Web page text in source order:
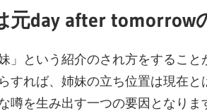
day after tomorrow
」という紹介のされ方をするこ
すれば、姉妹の立ち位置は現在
噂を生み出す一つの要因となりま